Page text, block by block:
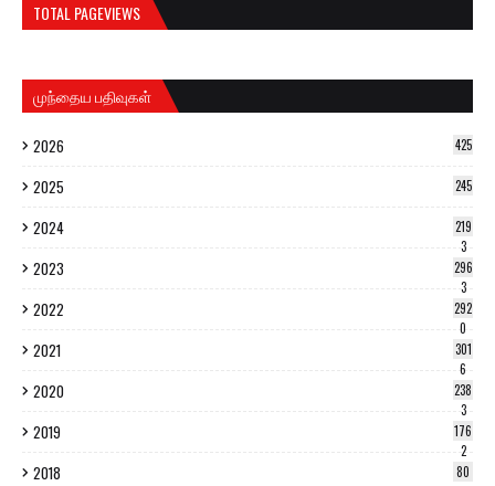
TOTAL PAGEVIEWS
முந்தைய பதிவுகள்
2026 425
2025 245
2024
219
3
2023
296
3
2022
292
0
2021
301
6
2020
238
3
2019
176
2
2018 80